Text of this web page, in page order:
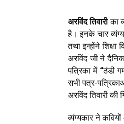
अरविंद तिवारीका
है। इनके चार
तथा इन्होंने
अरविंद जी ने दैनिक
पत्रिका में “ठंडी
सभी पत्र-
अरविंद तिवारी
व्यंग्यकार ने